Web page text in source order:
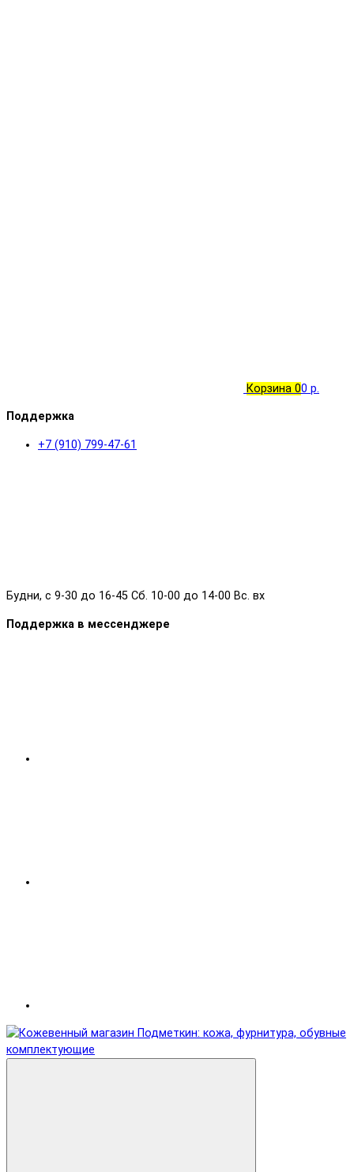
Корзина 00 р.
Поддержка
+7 (910) 799-47-61
Будни, с 9-30 до 16-45 Сб. 10-00 до 14-00 Вс. вх
Поддержка в мессенджере